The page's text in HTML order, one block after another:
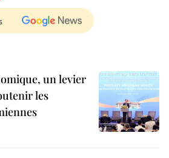
un levier
les